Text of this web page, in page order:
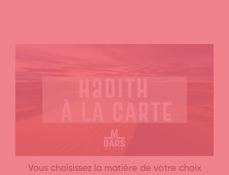
Vous choisissez la matière de votre choix